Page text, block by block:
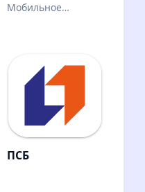
Мобильное
ПСБ